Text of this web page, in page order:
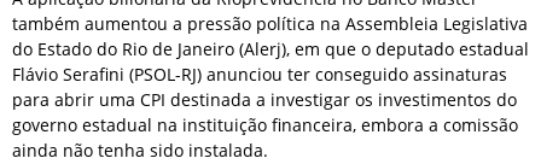
também aumentou a pressão política na Assembleia Legislativa
do Estado do Rio de Janeiro (Alerj), em que o deputado estadual
Flávio Serafini (PSOL-RJ) anunciou ter conseguido assinaturas
para abrir uma CPI destinada a investigar os investimentos do
governo estadual na instituição financeira, embora a comissão
ainda não tenha sido instalada.